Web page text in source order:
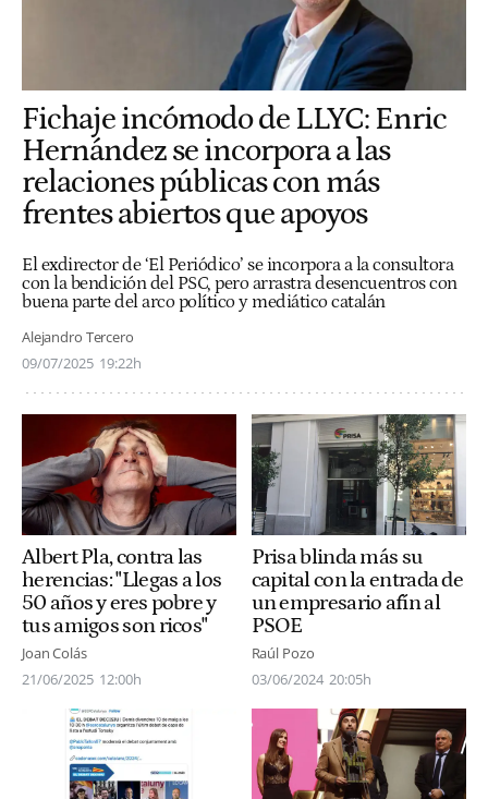
Fichaje incómodo de LLYC: Enric
Hernández se incorpora a las
relaciones públicas con más
frentes abiertos que apoyos
El exdirector de ‘El Periódico’ se incorpora a la consultora
con la bendición del PSC, pero arrastra desencuentros con
buena parte del arco político y mediático catalán
Alejandro Tercero
09/07/2025 19:22h
Albert Pla, contra las
herencias: "Llegas a los
50 años y eres pobre y
tus amigos son ricos"
Joan Colás
21/06/2025 12:00h
Prisa blinda más su
capital con la entrada de
un empresario afín al
PSOE
Raúl Pozo
03/06/2024 20:05h